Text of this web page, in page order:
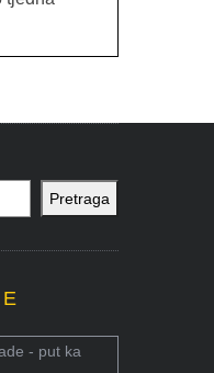
Pretraga
- put ka